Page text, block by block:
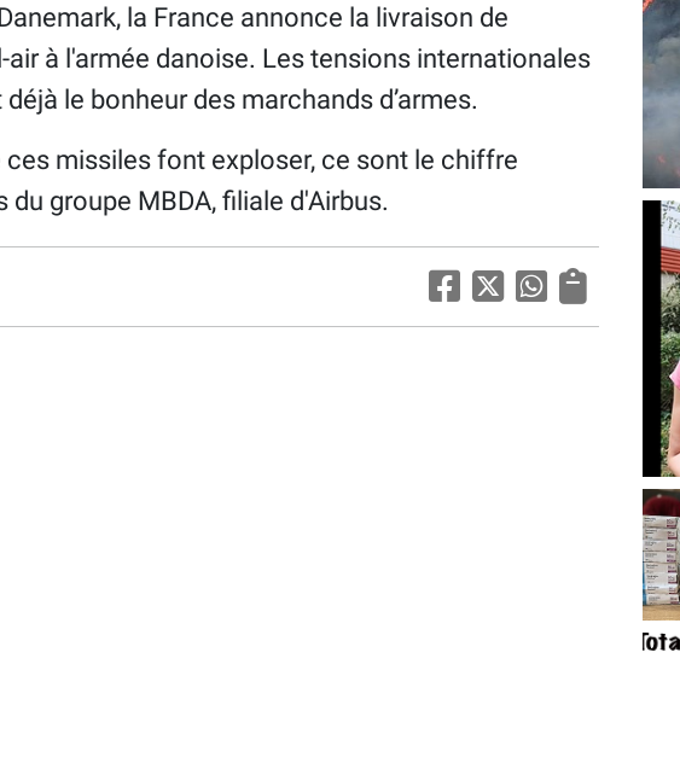
la France annonce la livraison de
à l'armée danoise. Les tensions internationales
le bonheur des marchands d’armes.
missiles font exploser, ce sont le chiffre
groupe MBDA, filiale d'Airbus.